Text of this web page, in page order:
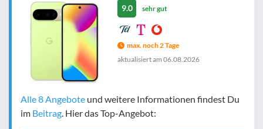
9.0 sehr gut
max. noch 2 Tage
aktualisiert am 06.08.2026
Alle 8 Angebote und weitere Informationen findest Du
im Beitrag. Hier das Top-Angebot: